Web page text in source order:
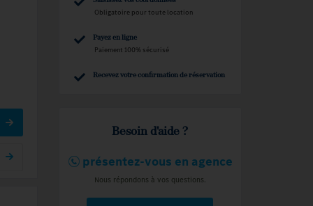
Obligatoire pour toute location
Payez en ligne
Paiement 100% sécurisé
Recevez votre confirmation de réservation
Besoin d'aide ?
présentez-vous en agence
Nous répondons à vos questions.